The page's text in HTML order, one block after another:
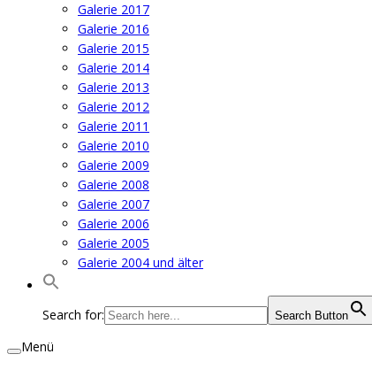
Galerie 2017
Galerie 2016
Galerie 2015
Galerie 2014
Galerie 2013
Galerie 2012
Galerie 2011
Galerie 2010
Galerie 2009
Galerie 2008
Galerie 2007
Galerie 2006
Galerie 2005
Galerie 2004 und älter
Search for: Search Button
Menü